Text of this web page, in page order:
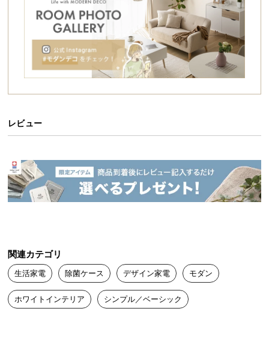
イ
払
い
に
配
送
料
に
バランスのとれたミニマムデザイン。
欲しかったのは、この空気感。
ケースの中で除菌効果の高いUVCライトを照射。細
菌のDNAに損傷を与え、病原体を不活化させます。
レビュー
関連カテゴリ
生活家電 除菌ケース デザイン家電 モダン
ホワイトインテリア シンプル／ベーシック